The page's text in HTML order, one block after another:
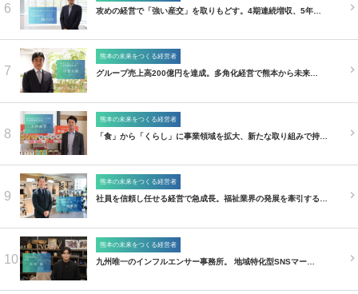
6 攻めの経営で「強い産交」を取りもどす。4期連続増収、5年…
7
熊本の未来をつくる経営者
グループ売上高200億円を達成。多角化経営で熊本から未来…
8
熊本の未来をつくる経営者
「食」から「くらし」に事業領域を拡大、新たな取り組みで持…
9
熊本の未来をつくる経営者
社員を信頼し任せる経営で急成長。福祉業界の発展を牽引する…
10
熊本の未来をつくる経営者
九州唯一のインフルエンサー事務所。 地域特化型SNSマー…